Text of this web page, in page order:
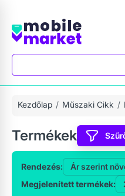
Kezdőlap Műszaki Cikk
Termékek
Rendezés:
Megjelenített termékek: